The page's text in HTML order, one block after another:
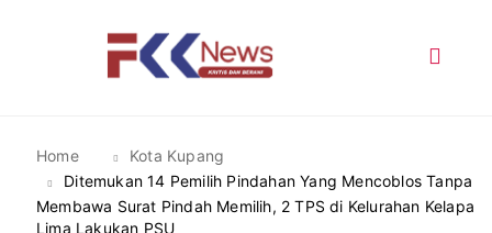
Home
Kota Kupang
Ditemukan 14 Pemilih Pindahan Yang Mencoblos Tanpa
Membawa Surat Pindah Memilih, 2 TPS di Kelurahan Kelapa
Lima Lakukan PSU